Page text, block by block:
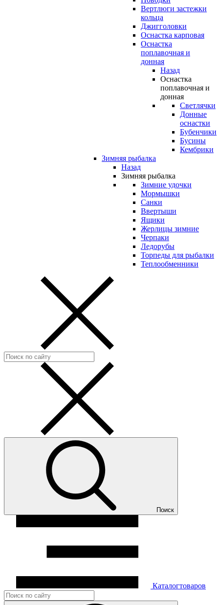
Вертлюги застежки
кольца
Джигголовки
Оснастка карповая
Оснастка
поплавочная и
донная
Назад
Оснастка
поплавочная и
донная
Светлячки
Донные
оснастки
Бубенчики
Бусины
Кембрики
Зимняя рыбалка
Назад
Зимняя рыбалка
Зимние удочки
Мормышки
Санки
Ввертыши
Ящики
Жерлицы зимние
Черпаки
Ледорубы
Торпеды для рыбалки
Теплообменники
Поиск
Каталогтоваров